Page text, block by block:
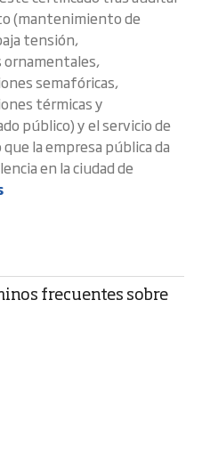
(mantenimiento de
tensión,
semafóricas,
térmicas y
público) y el servicio de
la empresa pública da
en la ciudad de
frecuentes sobre